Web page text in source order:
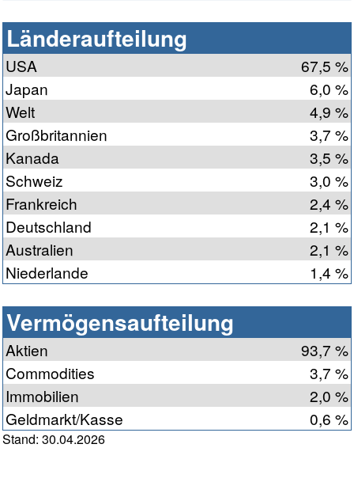
Länderaufteilung
USA
67,5 %
Japan
6,0 %
Welt
4,9 %
Großbritannien
3,7 %
Kanada
3,5 %
Schweiz
3,0 %
Frankreich
2,4 %
Deutschland
2,1 %
Australien
2,1 %
Niederlande
1,4 %
Vermögensaufteilung
Aktien
93,7 %
Commodities
3,7 %
Immobilien
2,0 %
Geldmarkt/Kasse
0,6 %
Stand: 30.04.2026